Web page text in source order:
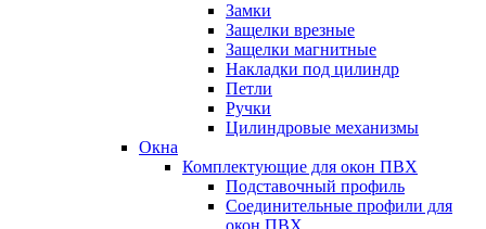
Замки
Защелки врезные
Защелки магнитные
Накладки под цилиндр
Петли
Ручки
Цилиндровые механизмы
Окна
Комплектующие для окон ПВХ
Подставочный профиль
Соединительные профили для
окон ПВХ